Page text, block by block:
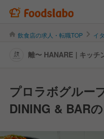
飲食店の求人・転職TOP イ
離〜 HANARE | キッチ
プロラボグルー
DINING & BAR